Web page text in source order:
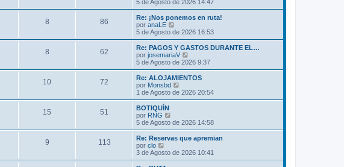
j
e
e
s
j
e
o
m
e
s
a
j
e
r
ú
t
m
o
m
e
s
j
e
5 de Agosto de 2026 14:47
8 86
Re: ¡Nos ponemos en ruta!
por anaLE
e
r
ú
l
t
m
o
m
e
j
e
5 de Agosto de 2026 16:53
8 62
Re: PAGOS Y GASTOS DURANTE EL…
por josemariaV
e
r
ú
t
m
e
s
j
e
5 de Agosto de 2026 9:37
10 72
Re: ALOJAMIENTOS
por Monsbd
e
r
t
o
m
e
1 de Agosto de 2026 20:54
15 51
BOTIQUÍN
por RNG
e
r
ú
t
5 de Agosto de 2026 14:58
9 113
Re: Reservas que apremian
por clo
e
r
3 de Agosto de 2026 10:41